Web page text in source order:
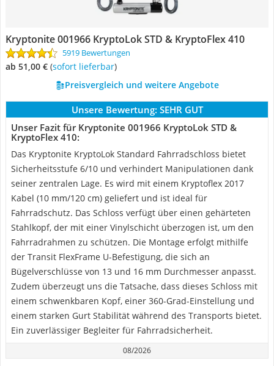
Kryptonite 001966 KryptoLok STD & KryptoFlex 410
5919 Bewertungen
ab 51,00 € ( Sofort lieferbar)
Preisvergleich und weitere Angebote
Unsere Bewertung: SEHR GUT
Unser Fazit für Kryptonite 001966 KryptoLok STD &
KryptoFlex 410:
Das Kryptonite KryptoLok Standard Fahrradschloss bietet
Sicherheitsstufe 6/10 und verhindert Manipulationen dank
seiner zentralen Lage. Es wird mit einem Kryptoflex 2017
Kabel (10 mm/120 cm) geliefert und ist ideal für
Fahrradschutz. Das Schloss verfügt über einen gehärteten
Stahlkopf, der mit einer Vinylschicht überzogen ist, um den
Fahrradrahmen zu schützen. Die Montage erfolgt mithilfe
der Transit FlexFrame U-Befestigung, die sich an
Bügelverschlüsse von 13 und 16 mm Durchmesser anpasst.
Zudem überzeugt uns die Tatsache, dass dieses Schloss mit
einem schwenkbaren Kopf, einer 360-Grad-Einstellung und
einem starken Gurt Stabilität während des Transports bietet.
Ein zuverlässiger Begleiter für Fahrradsicherheit.
08/2026